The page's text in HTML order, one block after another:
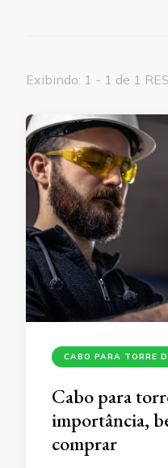
Exibindo: 1 - 1 de 1
CABO PARA TORRE
Cabo para
importância,
comprar